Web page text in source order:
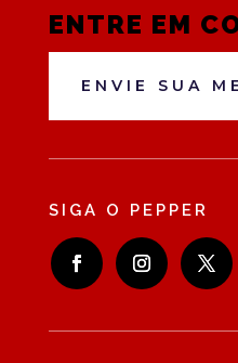
ENTRE EM
ENVIE SUA
SIGA O PEPPER